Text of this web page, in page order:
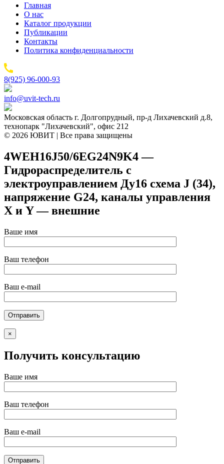
Главная
О нас
Каталог продукции
Публикации
Контакты
Политика конфиденциальности
8(925) 96-000-93
info@uvit-tech.ru
Московская область г. Долгопрудный, пр-д Лихачевский д.8,
технопарк "Лихачевский", офис 212
© 2026 ЮВИТ | Все права защищены
4WEH16J50/6EG24N9K4 —
Гидрораспределитель с
электроуправлением Ду16 схема J (34),
напряжение G24, каналы управления
X и Y — внешние
Ваше имя
Ваш телефон
Ваш e-mail
×
Получить консультацию
Ваше имя
Ваш телефон
Ваш e-mail